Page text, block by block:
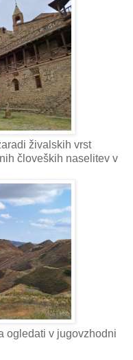
živalskih vrst
človeških naselitev v
ogledati v jugovzhodni